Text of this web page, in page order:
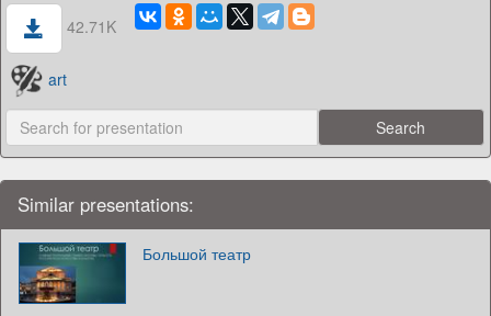
42.71K
art
Similar presentations:
Большой театр